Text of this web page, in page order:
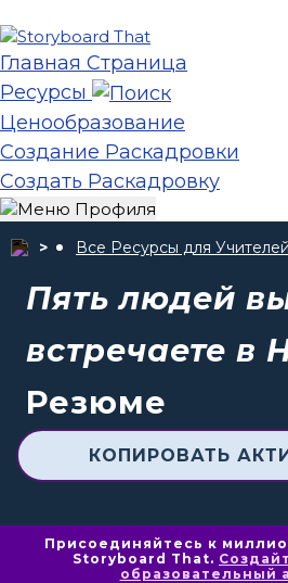
Главная Страница
Ресурсы
Ценообразование
Создание Раскадровки
Создать Раскадровку
Все Ресурсы для Учителей
Пять людей
встречаете в
Резюме
КОПИРОВАТЬ
Присоединяйтесь к
Storyboard That.
образовательный